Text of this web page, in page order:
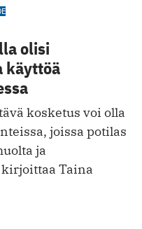
olisi
käyttöä
kosketus voi olla
joissa potilas
ja
Taina